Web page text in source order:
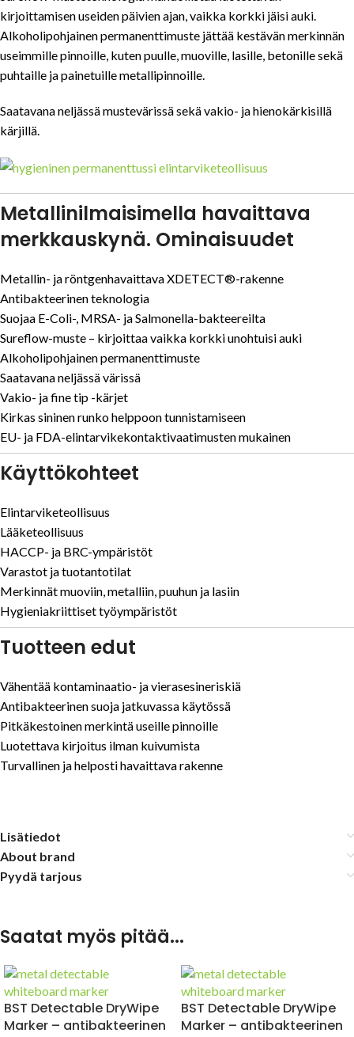
kirjoittamisen useiden päivien ajan, vaikka korkki jäisi auki.
Alkoholipohjainen permanenttimuste jättää kestävän merkinnän
useimmille pinnoille, kuten puulle, muoville, lasille, betonille sekä
puhtaille ja painetuille metallipinnoille.
Saatavana neljässä mustevärissä sekä vakio- ja hienokärkisillä
kärjillä.
Metallinilmaisimella havaittava
merkkauskynä. Ominaisuudet
Metallin- ja röntgenhavaittava XDETECT®-rakenne
Antibakteerinen teknologia
Suojaa E-Coli-, MRSA- ja Salmonella-bakteereilta
Sureflow-muste – kirjoittaa vaikka korkki unohtuisi auki
Alkoholipohjainen permanenttimuste
Saatavana neljässä värissä
Vakio- ja fine tip -kärjet
Kirkas sininen runko helppoon tunnistamiseen
EU- ja FDA-elintarvikekontaktivaatimusten mukainen
Käyttökohteet
Elintarviketeollisuus
Lääketeollisuus
HACCP- ja BRC-ympäristöt
Varastot ja tuotantotilat
Merkinnät muoviin, metalliin, puuhun ja lasiin
Hygieniakriittiset työympäristöt
Tuotteen edut
Vähentää kontaminaatio- ja vierasesineriskiä
Antibakteerinen suoja jatkuvassa käytössä
Pitkäkestoinen merkintä useille pinnoille
Luotettava kirjoitus ilman kuivumista
Turvallinen ja helposti havaittava rakenne
Lisätiedot
About brand
Pyydä tarjous
Saatat myös pitää...
BST Detectable DryWipe
Marker – antibakteerinen
BST Detectable DryWipe
Marker – antibakteerinen